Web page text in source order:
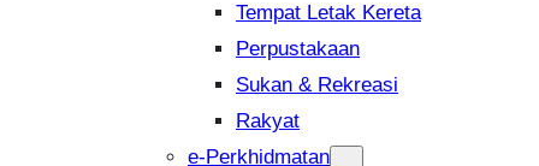
Tempat Letak Kereta
Perpustakaan
Sukan & Rekreasi
Rakyat
e-Perkhidmatan